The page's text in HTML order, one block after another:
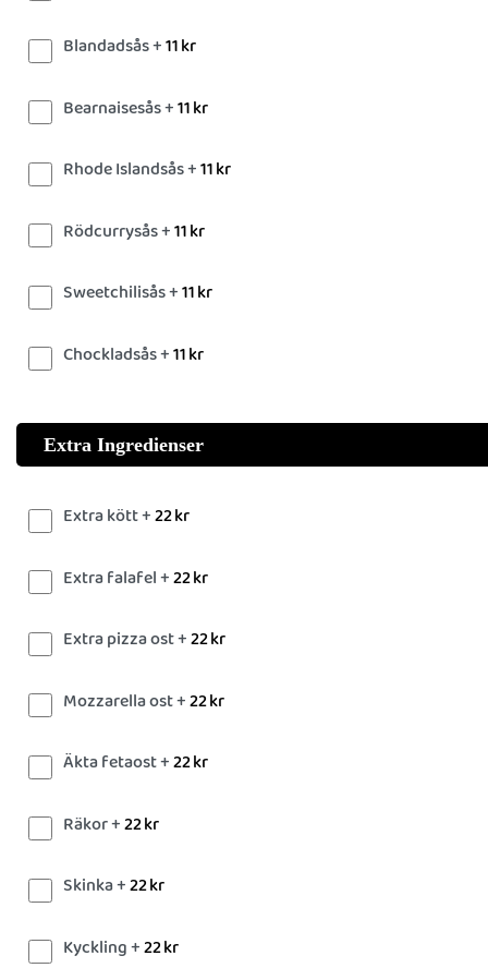
Blandadsås +11kr
Bearnaisesås +11kr
Rhode Islandsås +11kr
Rödcurrysås +11kr
Sweetchilisås +11kr
Chockladsås +11kr
Extra Ingredienser
Extra kött +22kr
Extra falafel +22kr
Extra pizza ost +22kr
Mozzarella ost +22kr
Äkta fetaost +22kr
Räkor +22kr
Skinka +22kr
Kyckling +22kr